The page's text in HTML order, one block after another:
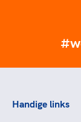
Handige links